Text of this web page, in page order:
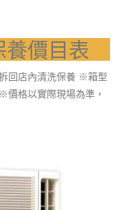
價目表
回店內清洗保養 ※箱型
價格以實際現場為準，